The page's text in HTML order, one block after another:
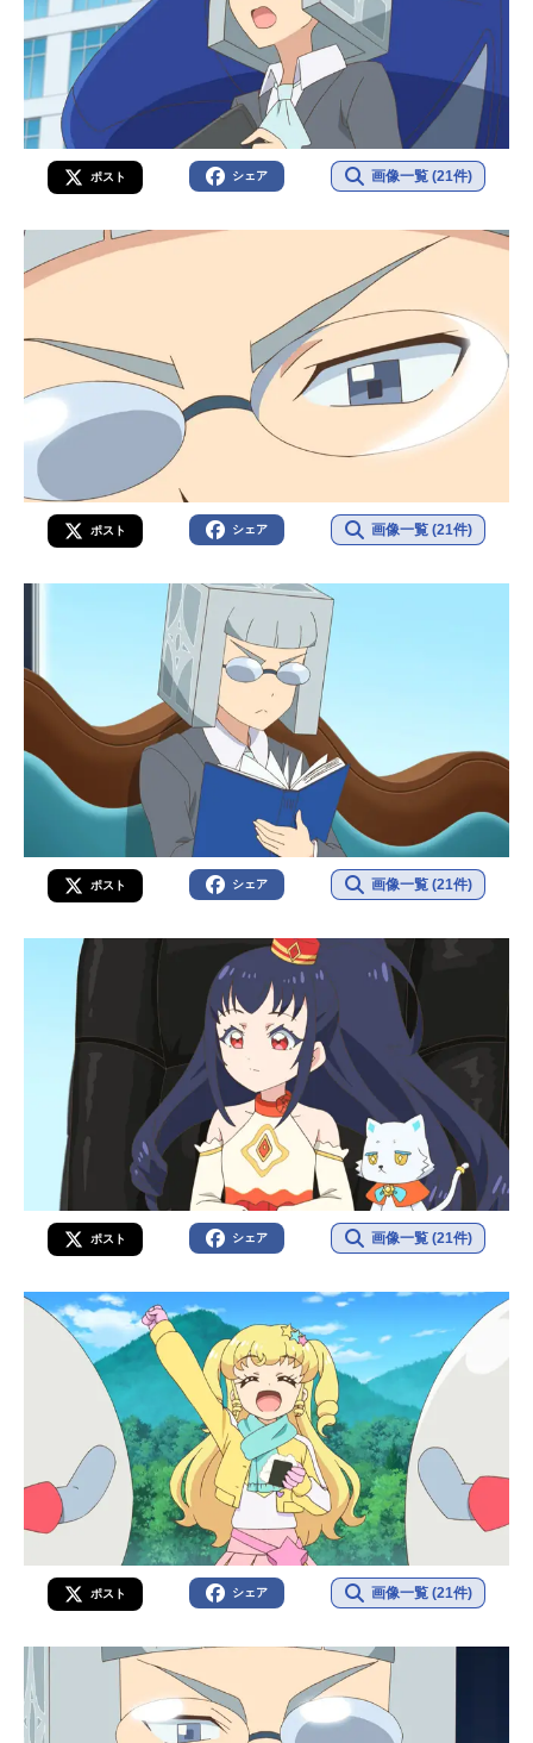
ポスト シェア 画像一覧 (21件)
ポスト シェア 画像一覧 (21件)
ポスト シェア 画像一覧 (21件)
ポスト シェア 画像一覧 (21件)
ポスト シェア 画像一覧 (21件)